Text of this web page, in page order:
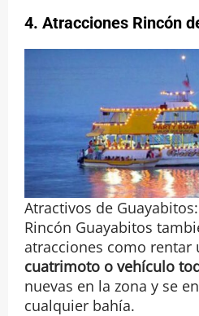
4. Atracciones Rincón
Atractivos de
Rincón Guayabitos
atracciones como rentar
cuatrimoto o vehículo
nuevas en la zona y se
cualquier bahía.